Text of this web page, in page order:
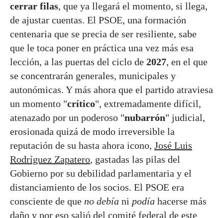
cerrar filas, que ya llegará el momento, si llega,
de ajustar cuentas. El PSOE, una formación
centenaria que se precia de ser resiliente, sabe
que le toca poner en práctica una vez más esa
lección, a las puertas del ciclo de 2027, en el que
se concentrarán generales, municipales y
autonómicas. Y más ahora que el partido atraviesa
un momento "crítico", extremadamente difícil,
atenazado por un poderoso "nubarrón" judicial,
erosionada quizá de modo irreversible la
reputación de su hasta ahora icono, José Luis
Rodríguez Zapatero, gastadas las pilas del
Gobierno por su debilidad parlamentaria y el
distanciamiento de los socios. El PSOE era
consciente de que no debía ni podía hacerse más
daño y por eso salió del comité federal de este